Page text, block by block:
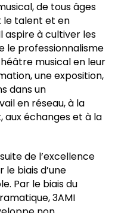
de tous âges
le talent et en
aspire à cultiver les
le professionnalisme
musical en leur
une exposition,
dans un
en réseau, à la
échanges et à la
de l’excellence
biais d’une
Par le biais du
3AMI